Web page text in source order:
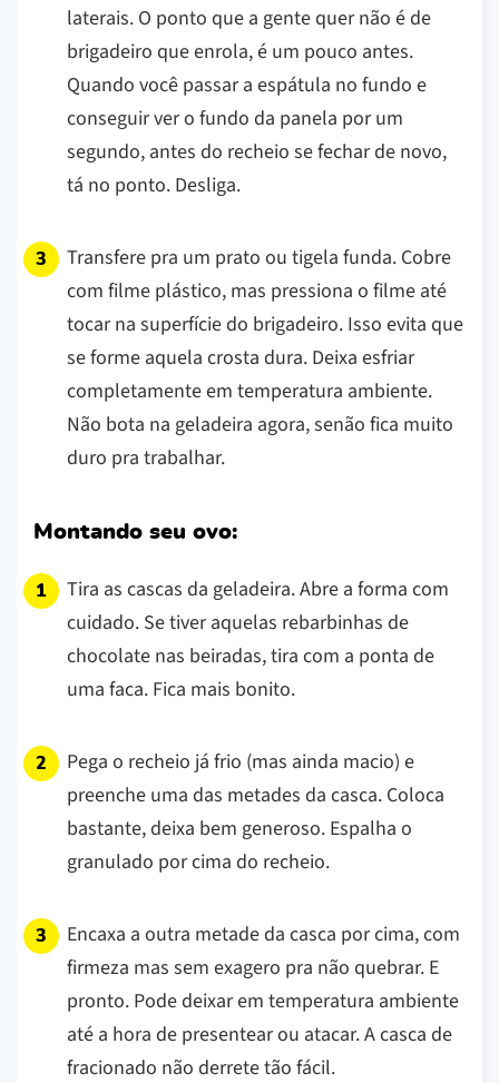
laterais. O ponto que a gente quer não é de
brigadeiro que enrola, é um pouco antes.
Quando você passar a espátula no fundo e
conseguir ver o fundo da panela por um
segundo, antes do recheio se fechar de novo,
tá no ponto. Desliga.
Transfere pra um prato ou tigela funda. Cobre
com filme plástico, mas pressiona o filme até
tocar na superfície do brigadeiro. Isso evita que
se forme aquela crosta dura. Deixa esfriar
completamente em temperatura ambiente.
Não bota na geladeira agora, senão fica muito
duro pra trabalhar.
Montando seu ovo:
Tira as cascas da geladeira. Abre a forma com
cuidado. Se tiver aquelas rebarbinhas de
chocolate nas beiradas, tira com a ponta de
uma faca. Fica mais bonito.
Pega o recheio já frio (mas ainda macio) e
preenche uma das metades da casca. Coloca
bastante, deixa bem generoso. Espalha o
granulado por cima do recheio.
Encaxa a outra metade da casca por cima, com
firmeza mas sem exagero pra não quebrar. E
pronto. Pode deixar em temperatura ambiente
até a hora de presentear ou atacar. A casca de
fracionado não derrete tão fácil.